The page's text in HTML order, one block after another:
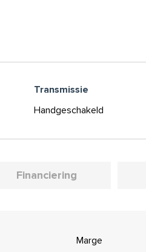
Transmissie
Handgeschakeld
Financiering
Marge